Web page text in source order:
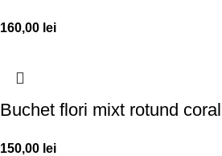
160,00 lei
Buchet flori mixt rotund coral
150,00 lei